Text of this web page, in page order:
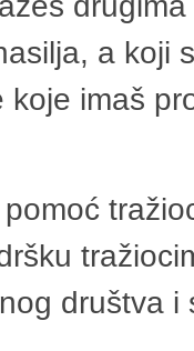
a koji
koje imaš
društva